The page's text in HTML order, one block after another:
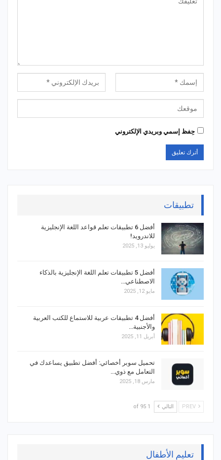
حِفظ إسمي وبريدي الإلكتروني
تطبيقات
أفضل 6 تطبيقات تعلم قواعد اللغة الإنجليزية
للاندرويد!
يوليو 13, 2025
أفضل 5 تطبيقات تعلم اللغة الإنجليزية بالذكاء
الاصطناعي…
مايو 12, 2025
أفضل 4 تطبيقات عربية للاستماع للكتب العربية
والأجنبية…
أبريل 11, 2025
تحميل سوبر أخصائي: أفضل تطبيق يساعدك في
التعامل مع ذوي…
مارس 18, 2025
التالي 1 of 95
تعليم الأطفال